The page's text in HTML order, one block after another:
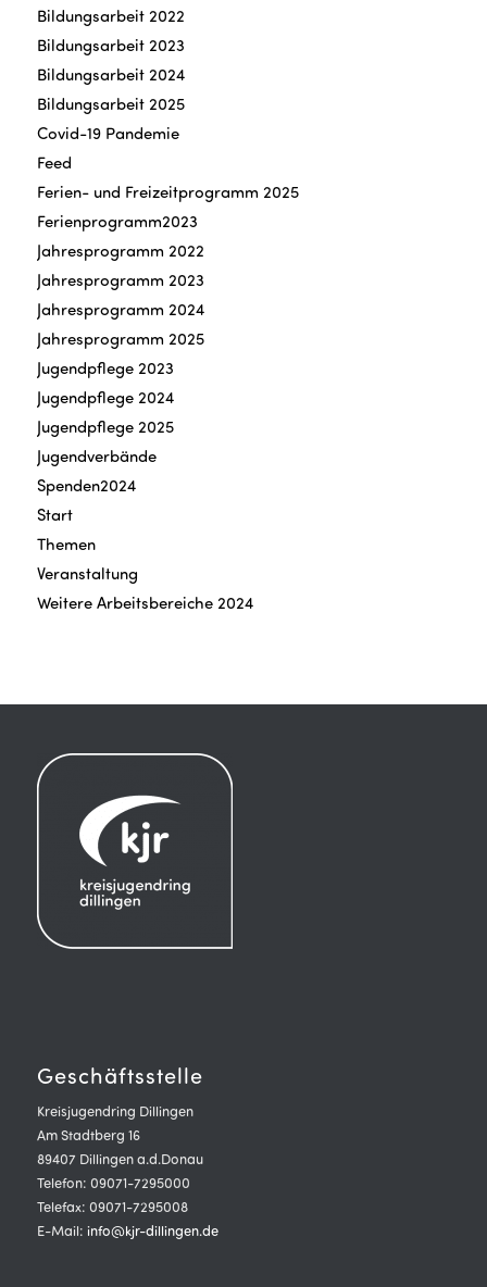
Bildungsarbeit 2022
Bildungsarbeit 2023
Bildungsarbeit 2024
Bildungsarbeit 2025
Covid-19 Pandemie
Feed
Ferien- und Freizeitprogramm 2025
Ferienprogramm2023
Jahresprogramm 2022
Jahresprogramm 2023
Jahresprogramm 2024
Jahresprogramm 2025
Jugendpflege 2023
Jugendpflege 2024
Jugendpflege 2025
Jugendverbände
Spenden2024
Start
Themen
Veranstaltung
Weitere Arbeitsbereiche 2024
Geschäftsstelle
Kreisjugendring Dillingen
Am Stadtberg 16
89407 Dillingen a.d.Donau
Telefon: 09071-7295000
Telefax: 09071-7295008
E-Mail: info@kjr-dillingen.de